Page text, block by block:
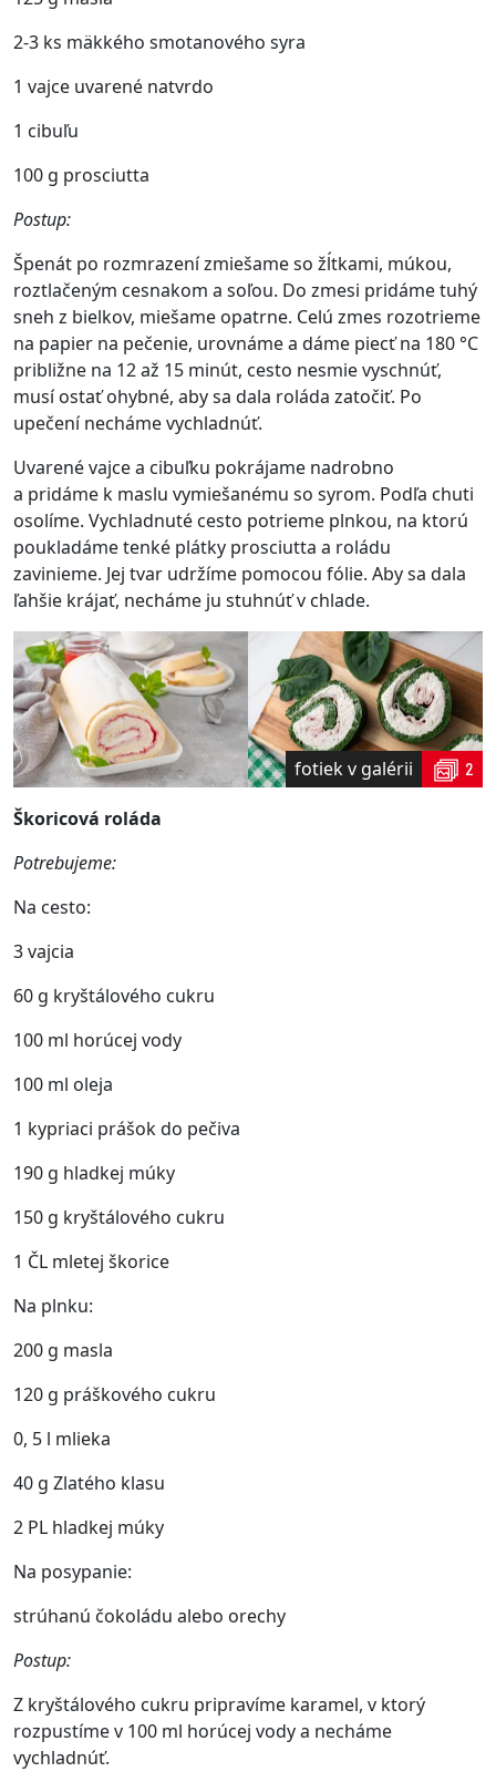
2-3 ks mäkkého smotanového syra
1 vajce uvarené natvrdo
1 cibuľu
100 g prosciutta
Postup:
Špenát po rozmrazení zmiešame so žĺtkami, múkou,
roztlačeným cesnakom a soľou. Do zmesi pridáme tuhý
sneh z bielkov, miešame opatrne. Celú zmes rozotrieme
na papier na pečenie, urovnáme a dáme piecť na 180 °C
približne na 12 až 15 minút, cesto nesmie vyschnúť,
musí ostať ohybné, aby sa dala roláda zatočiť. Po
upečení necháme vychladnúť.
Uvarené vajce a cibuľku pokrájame nadrobno
a pridáme k maslu vymiešanému so syrom. Podľa chuti
osolíme. Vychladnuté cesto potrieme plnkou, na ktorú
poukladáme tenké plátky prosciutta a roládu
zavinieme. Jej tvar udržíme pomocou fólie. Aby sa dala
ľahšie krájať, necháme ju stuhnúť v chlade.
fotiek v galérii 2
Škoricová roláda
Potrebujeme:
Na cesto:
3 vajcia
60 g kryštálového cukru
100 ml horúcej vody
100 ml oleja
1 kypriaci prášok do pečiva
190 g hladkej múky
150 g kryštálového cukru
1 ČL mletej škorice
Na plnku:
200 g masla
120 g práškového cukru
0, 5 l mlieka
40 g Zlatého klasu
2 PL hladkej múky
Na posypanie:
strúhanú čokoládu alebo orechy
Postup:
Z kryštálového cukru pripravíme karamel, v ktorý
rozpustíme v 100 ml horúcej vody a necháme
vychladnúť.